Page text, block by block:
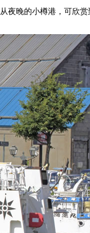
从夜晚的小樽港，可欣赏